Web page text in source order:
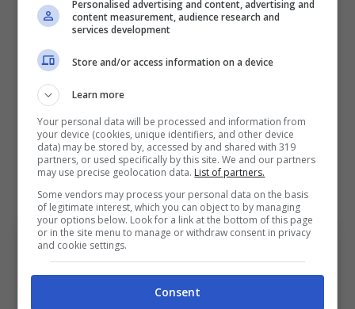
ancora riusciti a portare giovamento al
rendimento del calciatore. A dovere di
cronaca è però giusto sottolineare come
l’exploit del Toto
favorendo la crescita e l’ambientamento di
Dallinga. Nonostante ciò però c’è un dato che
puo’ far ben sperare tutto l’ambiente
rossoblù…
Personalised advertising and content, advertising and
content measurement, audience research and
services development
Store and/or access information on a device
Learn more
Your personal data will be processed and information from
your device (cookies, unique identifiers, and other device
data) may be stored by, accessed by and shared with 319
partners, or used specifically by this site. We and our partners
may use precise geolocation data. List of partners.
Some vendors may process your personal data on the basis
of legitimate interest, which you can object to by managing
your options below. Look for a link at the bottom of this page
or in the site menu to manage or withdraw consent in privacy
and cookie settings.
Consent